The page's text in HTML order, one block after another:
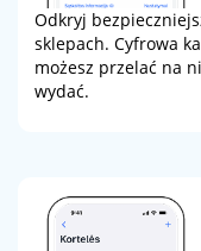
Odkryj
sklepach. Cyfrowa
możesz przelać na
wydać.